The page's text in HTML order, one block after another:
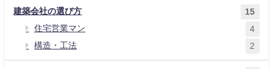
建築会社の選び方
15
住宅営業マン
4
構造・工法
2